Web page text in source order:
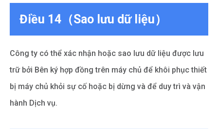
Điều 14（Sao lưu dữ liệu）
Công ty có thể xác nhận hoặc sao lưu dữ liệu được lưu
trữ bởi Bên ký hợp đồng trên máy chủ để khôi phục thiết
bị máy chủ khỏi sự cố hoặc bị dừng và để duy trì và vận
hành Dịch vụ.